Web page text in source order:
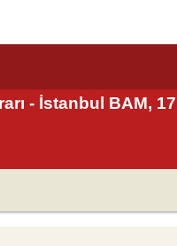
- İstanbul BAM,